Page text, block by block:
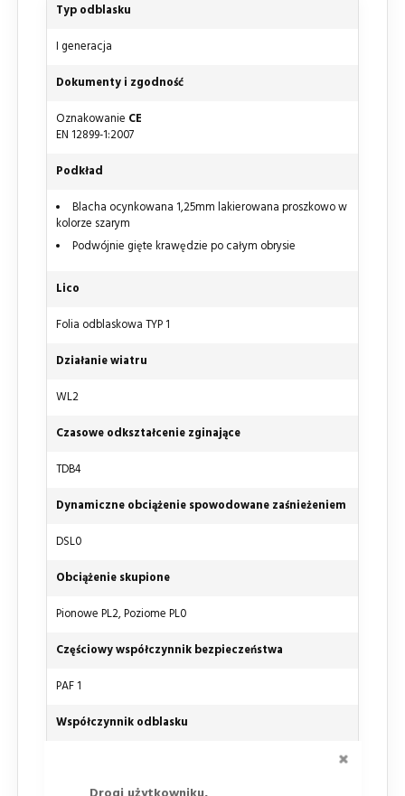
Typ odblasku
I generacja
Dokumenty i zgodność
Oznakowanie CE
EN 12899-1:2007
Podkład
Blacha ocynkowana 1,25mm lakierowana proszkowo w
kolorze szarym
Podwójnie gięte krawędzie po całym obrysie
Lico
Folia odblaskowa TYP 1
Działanie wiatru
WL2
Czasowe odkształcenie zginające
TDB4
Dynamiczne obciążenie spowodowane zaśnieżeniem
DSL0
Obciążenie skupione
Pionowe PL2, Poziome PL0
Częściowy współczynnik bezpieczeństwa
PAF 1
Współczynnik odblasku